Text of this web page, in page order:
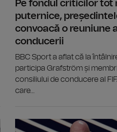
Pe fondul criticilor tot
puternice,
convoacă o reuniune
conducerii
BBC Sport a aflat că la
participa Grafström și
consiliului de conducere al
care...